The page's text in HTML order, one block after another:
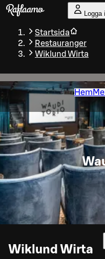
Gå till huvudinnehållet
Logga
Startsida
Restauranger
Wiklund Wirta
Hem
Wiklund Wirta